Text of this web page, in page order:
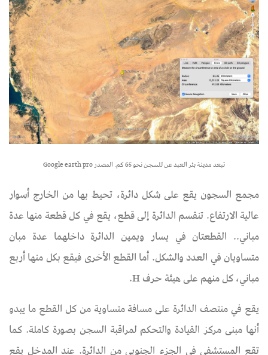
تبعد مدينة بئر العبد عن للسجن نحو 65 كم. المصدر Google earth pro​​​​​​​​​​​​​​​​​​​​​
​​​​​​​مجمع السجون يقع على شكل دائرة، تحيط بها من الخارج أسوار
عالية الارتفاع. تنقسم الدائرة إلى قطع، يقع في كل قطعة منها عدة
مباني.. القطعتان في يسار ويمين الدائرة داخلهما عدة مبان
متساويان في العدد والشكل. أما القطع الأخرى فيقع بكل منها أربع
مباني، كل منهم على هيئة حرف H.
يقع في منتصف الدائرة على مسافة متساوية من كل القطع ما يبدو
أنها مبنى مركز القيادة والتحكم لمراقبة السجن بصورة كاملة. كما
تقع المستشفى في الجزء الجنوبي من الدائرة. عند المدخل يقع